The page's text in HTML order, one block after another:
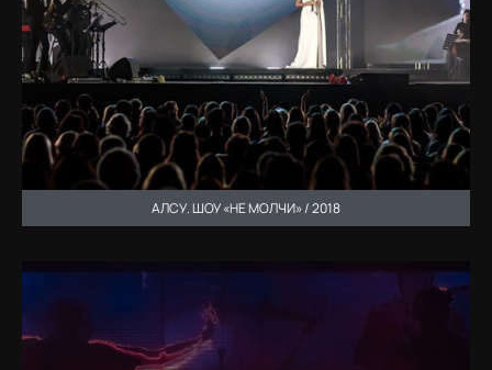
АЛСУ. ШОУ «НЕ МОЛЧИ» / 2018